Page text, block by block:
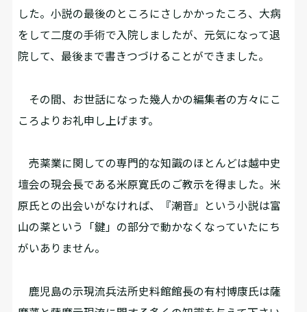
した。小説の最後のところにさしかかったころ、大病
をして二度の手術で入院しましたが、元気になって退
院して、最後まで書きつづけることができました。
その間、お世話になった幾人かの編集者の方々にこ
ころよりお礼申し上げます。
売薬業に関しての専門的な知識のほとんどは越中史
壇会の現会長である米原寛氏のご教示を得ました。米
原氏との出会いがなければ、『潮音』という小説は富
山の薬という「鍵」の部分で動かなくなっていたにち
がいありません。
鹿児島の示現流兵法所史料館館長の有村博康氏は薩